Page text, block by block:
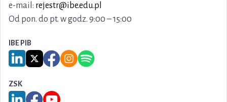
e-mail: rejestr@ibe.edu.pl
Od pon. do pt. w godz. 9:00 – 15:00
IBE PIB
Link do serwisu LinkedIn IBE PIB
Link do serwisu X IBE PIB
Link do Facebook IBE PIB
Link do Instagram IBE PIB
Link do Spotify IBE PIB
ZSK
Link do serwisu LinkedIn ZSK
Link do Facebook ZSK
Link do YouTube ZSK